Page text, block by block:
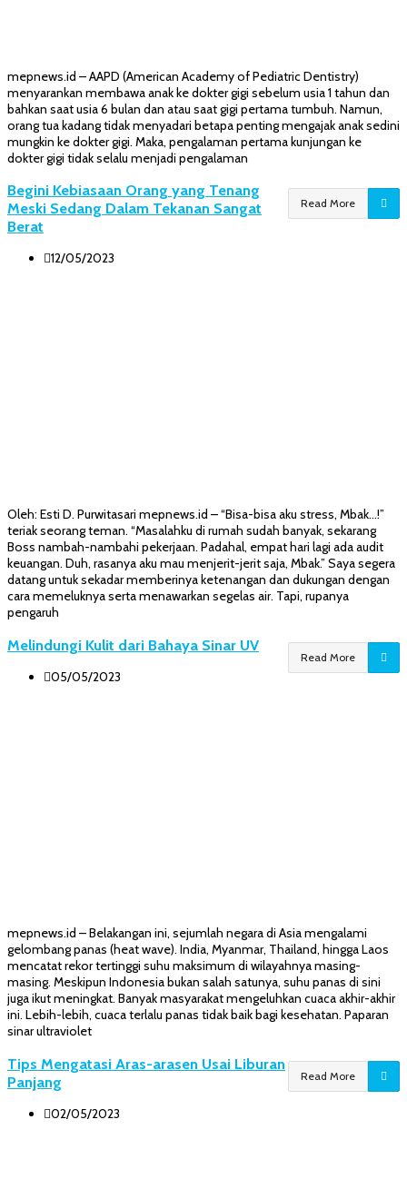
mepnews.id – AAPD (American Academy of Pediatric Dentistry)
menyarankan membawa anak ke dokter gigi sebelum usia 1 tahun dan
bahkan saat usia 6 bulan dan atau saat gigi pertama tumbuh. Namun,
orang tua kadang tidak menyadari betapa penting mengajak anak sedini
mungkin ke dokter gigi. Maka, pengalaman pertama kunjungan ke
dokter gigi tidak selalu menjadi pengalaman
Read More
Begini Kebiasaan Orang yang Tenang
Meski Sedang Dalam Tekanan Sangat
Berat
12/05/2023
Oleh: Esti D. Purwitasari mepnews.id – “Bisa-bisa aku stress, Mbak…!”
teriak seorang teman. “Masalahku di rumah sudah banyak, sekarang
Boss nambah-nambahi pekerjaan. Padahal, empat hari lagi ada audit
keuangan. Duh, rasanya aku mau menjerit-jerit saja, Mbak.” Saya segera
datang untuk sekadar memberinya ketenangan dan dukungan dengan
cara memeluknya serta menawarkan segelas air. Tapi, rupanya
pengaruh
Read More
Melindungi Kulit dari Bahaya Sinar UV
05/05/2023
mepnews.id – Belakangan ini, sejumlah negara di Asia mengalami
gelombang panas (heat wave). India, Myanmar, Thailand, hingga Laos
mencatat rekor tertinggi suhu maksimum di wilayahnya masing-
masing. Meskipun Indonesia bukan salah satunya, suhu panas di sini
juga ikut meningkat. Banyak masyarakat mengeluhkan cuaca akhir-akhir
ini. Lebih-lebih, cuaca terlalu panas tidak baik bagi kesehatan. Paparan
sinar ultraviolet
Read More
Tips Mengatasi Aras-arasen Usai Liburan
Panjang
02/05/2023